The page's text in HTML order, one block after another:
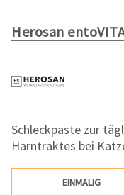
Herosan
Schleckpaste zur
Harntraktes bei
EINMALIG